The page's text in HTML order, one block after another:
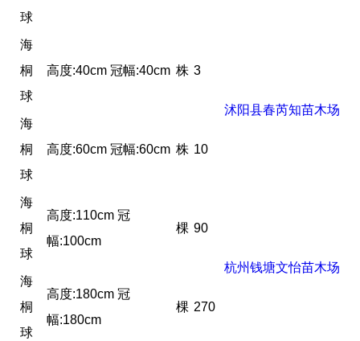
球
海
桐
球
高度:40cm 冠幅:40cm 株 3
沭阳县春芮知苗木场
海
桐
球
高度:60cm 冠幅:60cm 株 10
海
桐
球
高度:110cm 冠
幅:100cm
棵 90
杭州钱塘文怡苗木场
海
桐
球
高度:180cm 冠
幅:180cm
棵 270